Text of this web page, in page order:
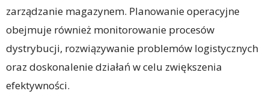
zarządzanie magazynem. Planowanie operacyjne
obejmuje również monitorowanie procesów
dystrybucji, rozwiązywanie problemów logistycznych
oraz doskonalenie działań w celu zwiększenia
efektywności.